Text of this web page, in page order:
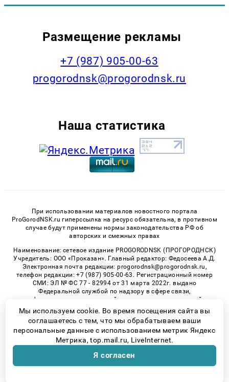
Размещение рекламы
+7 (987) 905-00-63
progorodnsk@progorodnsk.ru
Наша статистика
При использовании материалов новостного портала
ProGorodNSK.ru гиперссылка на ресурс обязательна, в противном
случае будут применены нормы законодательства РФ об
авторских и смежных правах
Наименование: сетевое издание PROGORODNSK (ПРОГОРОДНСК)
Учредитель: ООО «Проказан». Главный редактор: Федосеева А.Д.
Электронная почта редакции: progorodnsk@progorodnsk.ru,
телефон редакции: +7 (987) 905-00-63. Регистрационный номер
СМИ: ЭЛ № ФС 77 - 82994 от 31 марта 2022г. выдано
Федеральной службой по надзору в сфере связи,
информационных технологий и массовых коммуникаций.
Возрастная категория сайта 16+.
© 2026 «progorodnsk» | Все права защищены
Возрастная категория сайта 16+
Политика конфиденциальности
Мы используем cookie. Во время посещения сайта вы
соглашаетесь с тем, что мы обрабатываем ваши
персональные данные с использованием метрик Яндекс
Метрика, top.mail.ru, LiveInternet.
Я согласен